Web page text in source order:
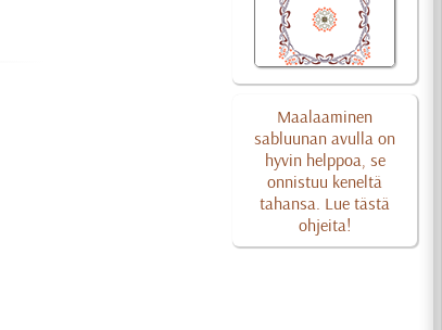
Maalaaminen
sabluunan avulla on
hyvin helppoa, se
onnistuu keneltä
tahansa. Lue tästä
ohjeita!